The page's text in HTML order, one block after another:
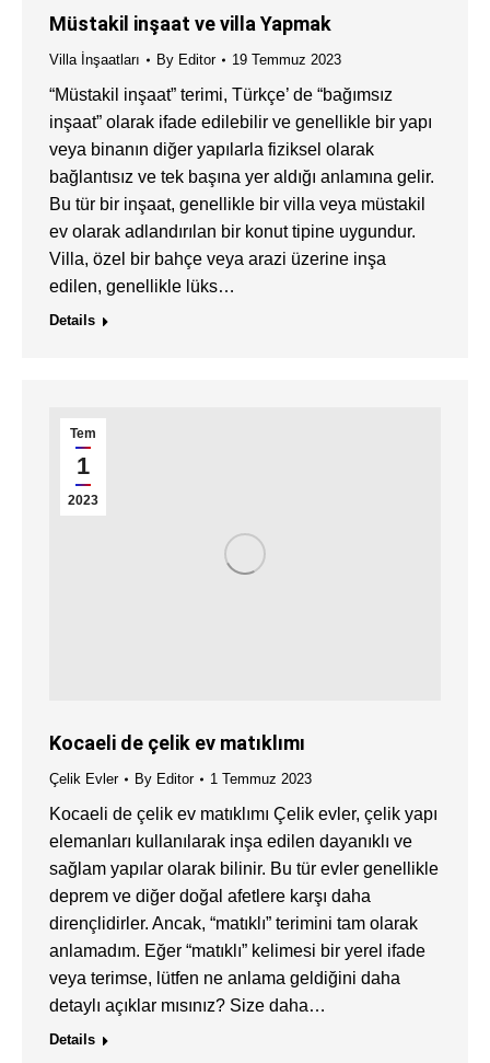
Müstakil inşaat ve villa Yapmak
Villa İnşaatları By Editor 19 Temmuz 2023
“Müstakil inşaat” terimi, Türkçe’ de “bağımsız
inşaat” olarak ifade edilebilir ve genellikle bir yapı
veya binanın diğer yapılarla fiziksel olarak
bağlantısız ve tek başına yer aldığı anlamına gelir.
Bu tür bir inşaat, genellikle bir villa veya müstakil
ev olarak adlandırılan bir konut tipine uygundur.
Villa, özel bir bahçe veya arazi üzerine inşa
edilen, genellikle lüks…
Details
Tem
1
2023
Kocaeli de çelik ev matıklımı
Çelik Evler By Editor 1 Temmuz 2023
Kocaeli de çelik ev matıklımı Çelik evler, çelik yapı
elemanları kullanılarak inşa edilen dayanıklı ve
sağlam yapılar olarak bilinir. Bu tür evler genellikle
deprem ve diğer doğal afetlere karşı daha
dirençlidirler. Ancak, “matıklı” terimini tam olarak
anlamadım. Eğer “matıklı” kelimesi bir yerel ifade
veya terimse, lütfen ne anlama geldiğini daha
detaylı açıklar mısınız? Size daha…
Details